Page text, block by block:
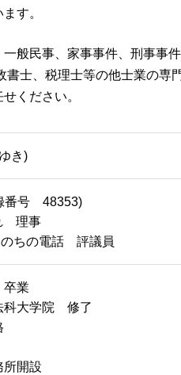
自己破産 メリット デメ
債務整理 委任状
刑事事件 弁護士 伊佐市
刑事事件 弁護士 姶良市
刑事事件 弁護士 霧島市
離婚 弁護士 伊佐市
す。
般民事、家事事件、刑事事
士、税理士等の他士業の専
ください。
き)
番号 48353)
理事
のちの電話 評議員
業
科大学院 修了
開設